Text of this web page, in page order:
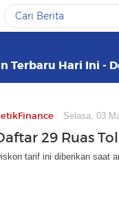
Terbaru Hari Ini -
Selasa, 03
29 Ruas
tarif ini diberikan saat